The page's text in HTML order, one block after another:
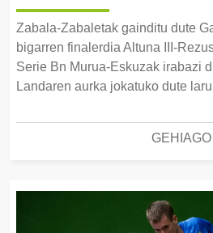
Zabala-Zabaletak gainditu dute
bigarren finalerdia Altuna III-
Serie Bn Murua-Eskuzak irabazi
Landaren aurka jokatuko dute
GEHIAGO